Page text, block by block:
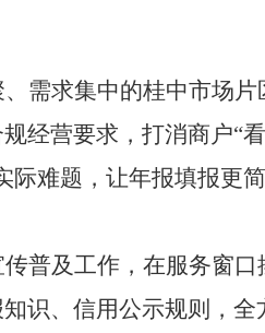
需求集中的桂中市场片
经营要求，打消商户“
难题，让年报填报更简
普及工作，在服务窗口
识、信用公示规则，全